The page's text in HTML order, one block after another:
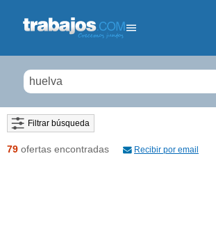
Filtrar búsqueda
79 ofertas encontradas Recibir por email